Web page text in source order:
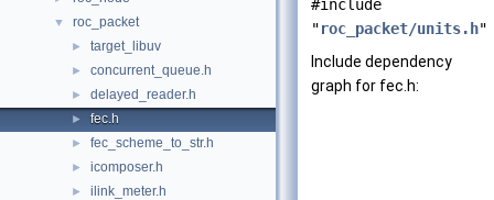
▼ roc_packet
► target_libuv
► concurrent_queue.h
► delayed_reader.h
► fec.h
► fec_scheme_to_str.h
► icomposer.h
► ilink_meter.h
#include
"roc_packet/units.h"
Include dependency
graph for fec.h: